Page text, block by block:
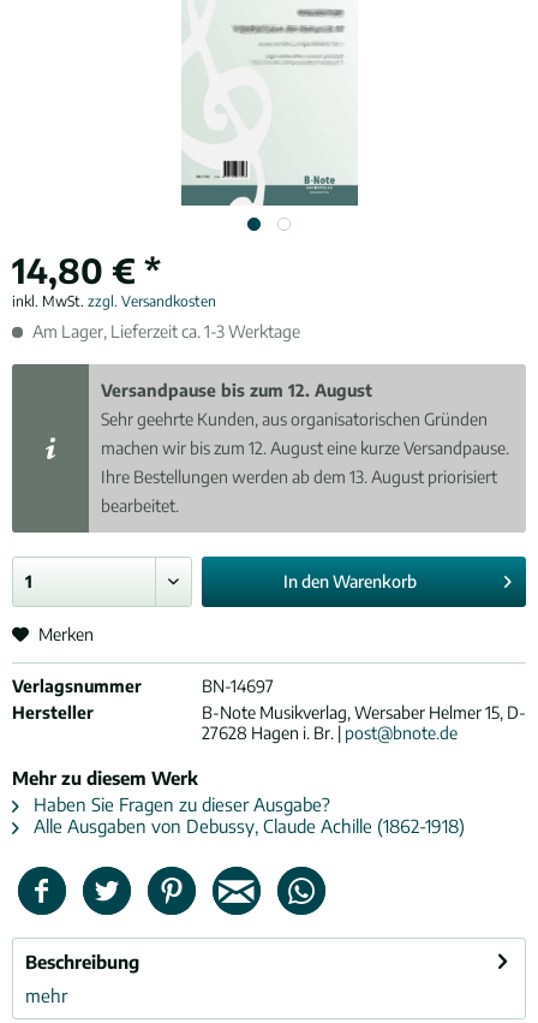
14,80 € *
inkl. MwSt. zzgl. Versandkosten
Am Lager, Lieferzeit ca. 1-3 Werktage
Versandpause bis zum 12. August
Sehr geehrte Kunden, aus organisatorischen Gründen
machen wir bis zum 12. August eine kurze Versandpause.
Ihre Bestellungen werden ab dem 13. August priorisiert
bearbeitet.
In denWarenkorb
Merken
Verlagsnummer
BN-14697
Hersteller
B-Note Musikverlag, Wersaber Helmer 15, D-
27628 Hagen i. Br. | post@bnote.de
Mehr zu diesem Werk
Haben Sie Fragen zu dieser Ausgabe?
Alle Ausgaben von Debussy, Claude Achille (1862-1918)
Beschreibung
mehr